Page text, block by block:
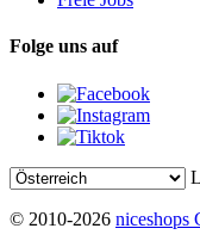
Folge uns auf
© 2010-2026 niceshops